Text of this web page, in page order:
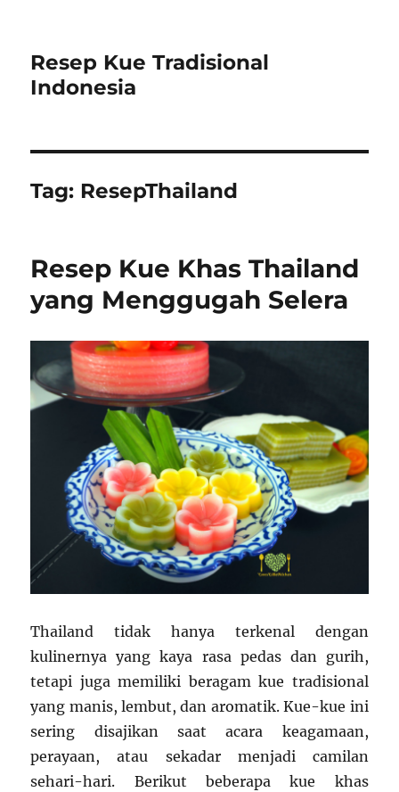
Resep Kue Tradisional
Indonesia
Tag: ResepThailand
Resep Kue Khas Thailand
yang Menggugah Selera
Thailand tidak hanya terkenal dengan
kulinernya yang kaya rasa pedas dan gurih,
tetapi juga memiliki beragam kue tradisional
yang manis, lembut, dan aromatik. Kue-kue ini
sering disajikan saat acara keagamaan,
perayaan, atau sekadar menjadi camilan
sehari-hari. Berikut beberapa kue khas